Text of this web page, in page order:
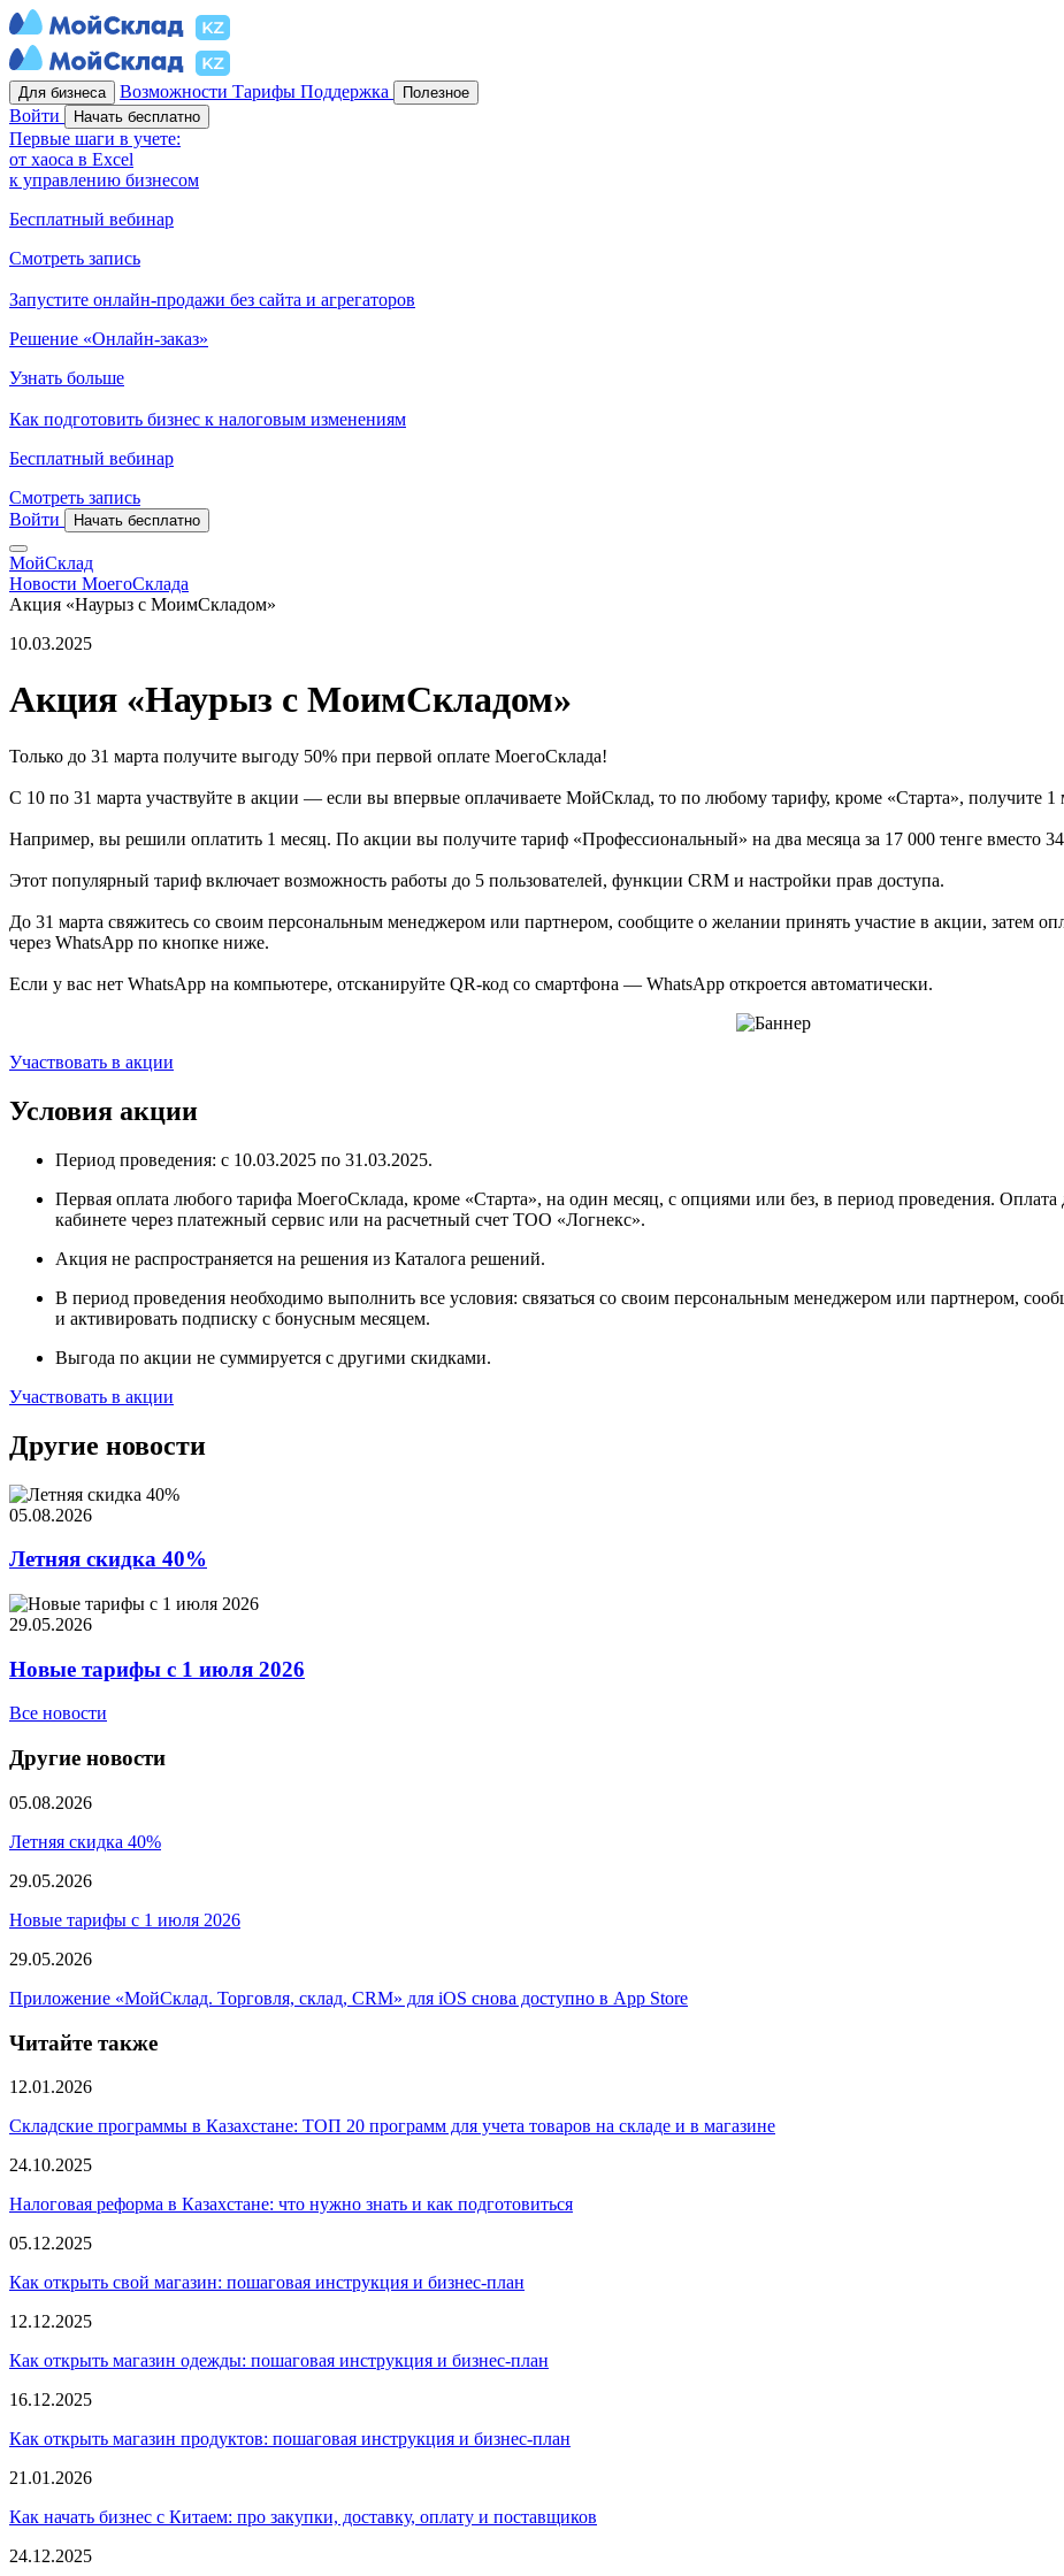
Для бизнеса Возможности Тарифы Поддержка Полезное
Войти Начать бесплатно
Первые шаги в учете:
от хаоса в Excel
к управлению бизнесом
Бесплатный вебинар
Смотреть запись
Запустите онлайн-продажи без сайта и агрегаторов
Решение «Онлайн-заказ»
Узнать больше
Как подготовить бизнес к налоговым изменениям
Бесплатный вебинар
Смотреть запись
Войти
Начать бесплатно
МойСклад
Новости МоегоСклада
Акция «Наурыз с МоимСкладом»
10.03.2025
Акция «Наурыз с МоимСкладом»
Только до 31 марта получите выгоду 50% при первой оплате МоегоСклада!
С 10 по 31 марта участвуйте в акции — если вы впервые оплачиваете МойСклад, то по любому тарифу, кроме «Старта», получите 1
Например, вы решили оплатить 1 месяц. По акции вы получите тариф «Профессиональный» на два месяца за 17 000 тенге вместо 34
Этот популярный тариф включает возможность работы до 5 пользователей, функции CRM и настройки прав доступа.
До 31 марта свяжитесь со своим персональным менеджером или партнером, сообщите о желании принять участие в акции, затем
через WhatsApp по кнопке ниже.
Если у вас нет WhatsApp на компьютере, отсканируйте QR‑код со смартфона — WhatsApp откроется автоматически.
Участвовать в акции
Условия акции
Период проведения: с 10.03.2025 по 31.03.2025.
Первая оплата любого тарифа МоегоСклада, кроме «Старта», на один месяц, с опциями или без, в период проведения.
кабинете через платежный сервис или на расчетный счет ТОО «Логнекс».
Акция не распространяется на решения из Каталога решений.
В период проведения необходимо выполнить все условия: связаться со своим персональным менеджером или партнером,
и активировать подписку с бонусным месяцем.
Выгода по акции не суммируется с другими скидками.
Участвовать в акции
Другие новости
05.08.2026
Летняя скидка 40%
29.05.2026
Новые тарифы с 1 июля 2026
Все новости
Другие новости
05.08.2026
Летняя скидка 40%
29.05.2026
Новые тарифы с 1 июля 2026
29.05.2026
Приложение «МойСклад. Торговля, склад, CRM» для iOS снова доступно в App Store
Читайте также
12.01.2026
Складские программы в Казахстане: ТОП 20 программ для учета товаров на складе и в магазине
24.10.2025
Налоговая реформа в Казахстане: что нужно знать и как подготовиться
05.12.2025
Как открыть свой магазин: пошаговая инструкция и бизнес-план
12.12.2025
Как открыть магазин одежды: пошаговая инструкция и бизнес-план
16.12.2025
Как открыть магазин продуктов: пошаговая инструкция и бизнес-план
21.01.2026
Как начать бизнес с Китаем: про закупки, доставку, оплату и поставщиков
24.12.2025